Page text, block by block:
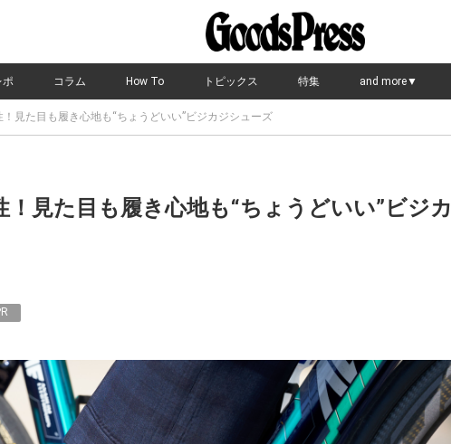
ポ コラム How To トピックス 特集 and more▼
見た目も履き心地も“ちょうどいい”ビジカジシューズ
見た目も履き心地も“ちょうどいい”ビジカ